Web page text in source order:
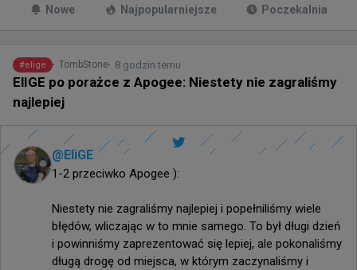
Nowe Najpopularniejsze Poczekalnia
#elige TombStone 8 godzin temu
ElIGE po porażce z Apogee: Niestety nie zagraliśmy
najlepiej
@EliGE
1-2 przeciwko Apogee ):
Niestety nie zagraliśmy najlepiej i popełniliśmy wiele
błędów, wliczając w to mnie samego. To był długi dzień
i powinniśmy zaprezentować się lepiej, ale pokonaliśmy
długą drogę od miejsca, w którym zaczynaliśmy i